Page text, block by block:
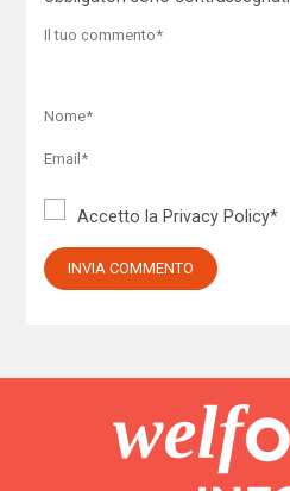
Accetto la Privacy Policy*